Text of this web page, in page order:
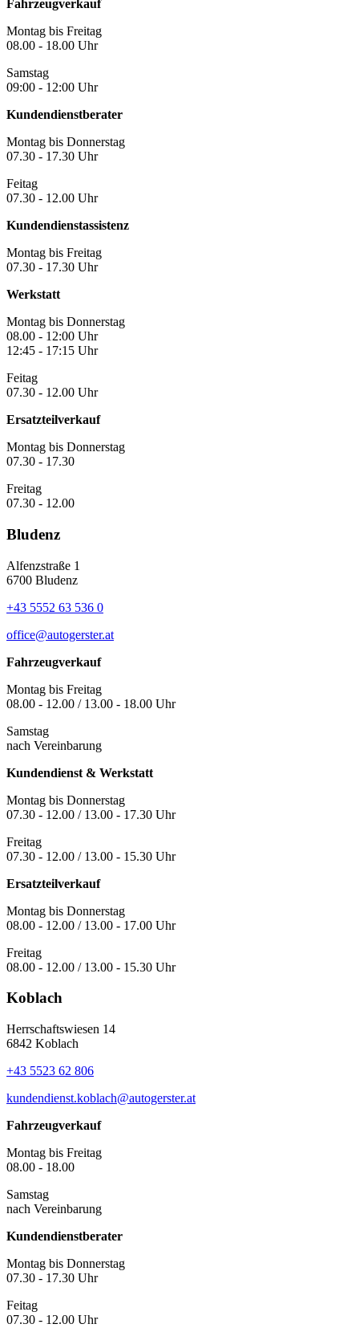
Fahrzeugverkauf
Montag bis Freitag
08.00 - 18.00 Uhr
Samstag
09:00 - 12:00 Uhr
Kundendienstberater
Montag bis Donnerstag
07.30 - 17.30 Uhr
Feitag
07.30 - 12.00 Uhr
Kundendienstassistenz
Montag bis Freitag
07.30 - 17.30 Uhr
Werkstatt
Montag bis Donnerstag
08.00 - 12:00 Uhr
12:45 - 17:15 Uhr
Feitag
07.30 - 12.00 Uhr
Ersatzteilverkauf
Montag bis Donnerstag
07.30 - 17.30
Freitag
07.30 - 12.00
Bludenz
Alfenzstraße 1
6700 Bludenz
+43 5552 63 536 0
office@autogerster.at
Fahrzeugverkauf
Montag bis Freitag
08.00 - 12.00 / 13.00 - 18.00 Uhr
Samstag
nach Vereinbarung
Kundendienst & Werkstatt
Montag bis Donnerstag
07.30 - 12.00 / 13.00 - 17.30 Uhr
Freitag
07.30 - 12.00 / 13.00 - 15.30 Uhr
Ersatzteilverkauf
Montag bis Donnerstag
08.00 - 12.00 / 13.00 - 17.00 Uhr
Freitag
08.00 - 12.00 / 13.00 - 15.30 Uhr
Koblach
Herrschaftswiesen 14
6842 Koblach
+43 5523 62 806
kundendienst.koblach@autogerster.at
Fahrzeugverkauf
Montag bis Freitag
08.00 - 18.00
Samstag
nach Vereinbarung
Kundendienstberater
Montag bis Donnerstag
07.30 - 17.30 Uhr
Feitag
07.30 - 12.00 Uhr